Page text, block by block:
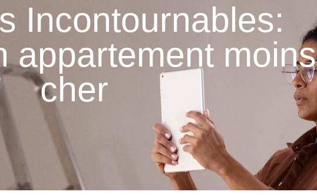
Incontournables:
appartement moins
cher